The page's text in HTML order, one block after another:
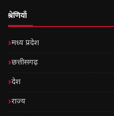
श्रेणियाँ
मध्य प्रदेश
छत्तीसगढ़
देश
राज्य